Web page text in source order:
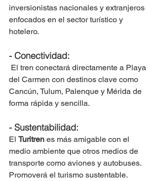
inversionistas nacionales y extranjeros
enfocados en el sector turístico y
hotelero.
- Conectividad:
del Carmen con destinos clave como
Cancún, Tulum, Palenque y Mérida de
forma rápida y sencilla.
- Sustentabilidad:
El Turitren es más amigable con el
medio ambiente que otros medios de
transporte como aviones y autobuses.
Promoverá el turismo sustentable.